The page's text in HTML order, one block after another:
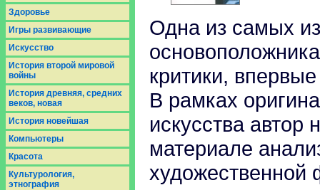
Здоровье
Игры развивающие
Искусство
История второй мировой
войны
История древняя, средних
веков, новая
История новейшая
Компьютеры
Красота
Культурология,
этнография
Одна из самых
критики,
В рамках
искусства
материале